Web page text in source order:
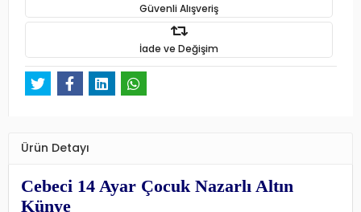
Güvenli Alışveriş
İade ve Değişim
Ürün Detayı
Cebeci 14 Ayar Çocuk Nazarlı Altın
Künye